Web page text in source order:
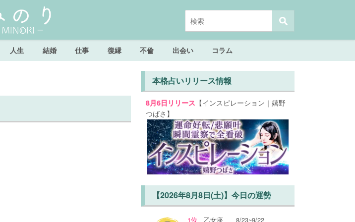
人生 結婚 仕事 復縁 不倫 出会い コラム
本格占いリリース情報
8月6日リリース 【インスピレーション｜嬉野
つばさ】
【2026年8月8日(土)】今日の運勢
1位 乙女座 8/23~9/22